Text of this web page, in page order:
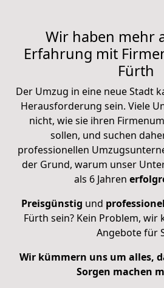
Wir haben mehr
Erfahrung mit
Fürth
Der Umzug in eine neue Stadt
Herausforderung sein. Viele
nicht, wie sie ihren
sollen, und suchen
professionellen
der Grund, warum unser
als 6 Jahren
Preisgünstig und
Fürth sein? Kein Problem, wir
Angebote für
Wir kümmern uns um alles,
Sorgen machen